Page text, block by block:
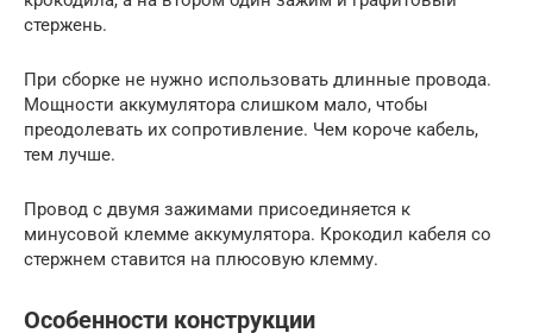
стержень.
При сборке не нужно использовать длинные провода.
Мощности аккумулятора слишком мало, чтобы
преодолевать их сопротивление. Чем короче кабель,
тем лучше.
Провод с двумя зажимами присоединяется к
минусовой клемме аккумулятора. Крокодил кабеля со
стержнем ставится на плюсовую клемму.
Особенности конструкции